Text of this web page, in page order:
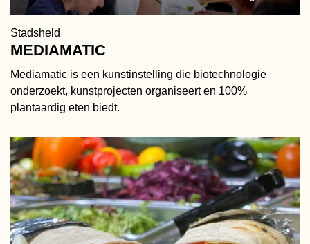
Stadsheld
MEDIAMATIC
Mediamatic is een kunstinstelling die biotechnologie
onderzoekt, kunstprojecten organiseert en 100%
plantaardig eten biedt.